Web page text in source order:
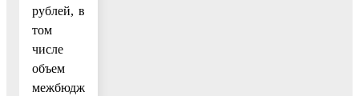
рублей, в
том
числе
объем
межбюджетных